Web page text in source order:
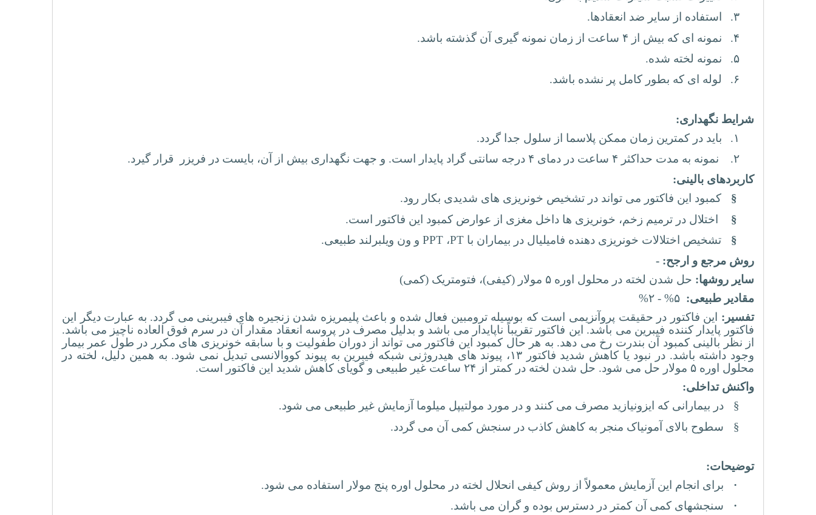
۳.
استفاده از سایر ضد انعقادها.
۴.
نمونه ای که بیش از ۴ ساعت از زمان نمونه گیری آن گذشته باشد.
۵.
نمونه لخته شده.
۶.
لوله ای که بطور کامل پر نشده باشد.
شرایط نگهداری:
۱.
باید در کمترین زمان ممکن پلاسما از سلول جدا گردد.
۲.
نمونه به مدت حداکثر ۴ ساعت در دمای ۴ درجه سانتی گراد پایدار است. و جهت نگهداری بیش از آن، بایست در فریزر قرار گیرد.
کاربردهای بالینی:
§
کمبود این فاکتور می تواند در تشخیص خونریزی های شدیدی بکار رود.
§
اختلال در ترمیم زخم، خونریزی ها داخل مغزی از عوارض کمبود این فاکتور است.
§
تشخیص اختلالات خونریزی دهنده فامیلیال در بیماران با PT، PPT و ون ویلبرلند طبیعی.
روش مرجع و ارجح: -
سایر روشها: حل شدن لخته در محلول اوره ۵ مولار (کیفی)، فتومتریک (کمی)
مقادیر طبیعی: ۵% - ۲%
تفسیر:
این فاکتور در حقیقت پروآنزیمی است که بوسیله ترومبین فعال شده و باعث پلیمریزه شدن زنجیره های فیبرینی می گردد. به عبارت دیگر این
فاکتور پایدار کننده فیبرین می باشد. این فاکتور تقریباً ناپایدار می باشد و بدلیل مصرف در پروسه انعقاد مقدار آن در سرم فوق العاده ناچیز می باشد.
از نظر بالینی کمبود آن بندرت رخ می دهد. به هر حال کمبود این فاکتور می تواند از دوران طفولیت و با سابقه خونریزی های مکرر در طول عمر بیمار
وجود داشته باشد. در نبود یا کاهش شدید فاکتور ۱۳، پیوند های هیدروژنی شبکه فیبرین به پیوند کووالانسی تبدیل نمی شود. به همین دلیل، لخته در
محلول اوره ۵ مولار حل می شود. حل شدن لخته در کمتر از ۲۴ ساعت غیر طبیعی و گویای کاهش شدید این فاکتور است.
واکنش تداخلی:
§
در بیمارانی که ایزونیازید مصرف می کنند و در مورد مولتیپل میلوما آزمایش غیر طبیعی می شود.
§
سطوح بالای آمونیاک منجر به کاهش کاذب در سنجش کمی آن می گردد.
توضیحات:
·
برای انجام این آزمایش معمولاً از روش کیفی انحلال لخته در محلول اوره پنج مولار استفاده می شود.
·
سنجشهای کمی آن کمتر در دسترس بوده و گران می باشد.